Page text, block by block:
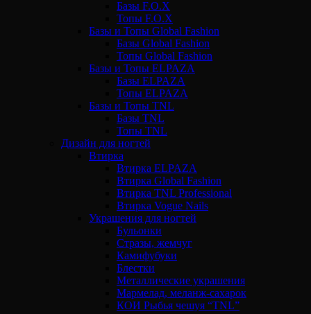
Базы F.O.X
Топы F.O.X
Базы и Топы Global Fashion
Базы Global Fashion
Топы Global Fashion
Базы и Топы ELPAZA
Базы ELPAZA
Топы ELPAZA
Базы и Топы TNL
Базы TNL
Топы TNL
Дизайн для ногтей
Втирка
Втирка ELPAZA
Втирка Global Fashion
Втирка TNL Professional
Втирка Vogue Nails
Украшения для ногтей
Бульонки
Стразы, жемчуг
Камифубуки
Блестки
Металлические украшения
Мармелад, меланж-сахарок
КОИ Рыбья чешуя “TNL”